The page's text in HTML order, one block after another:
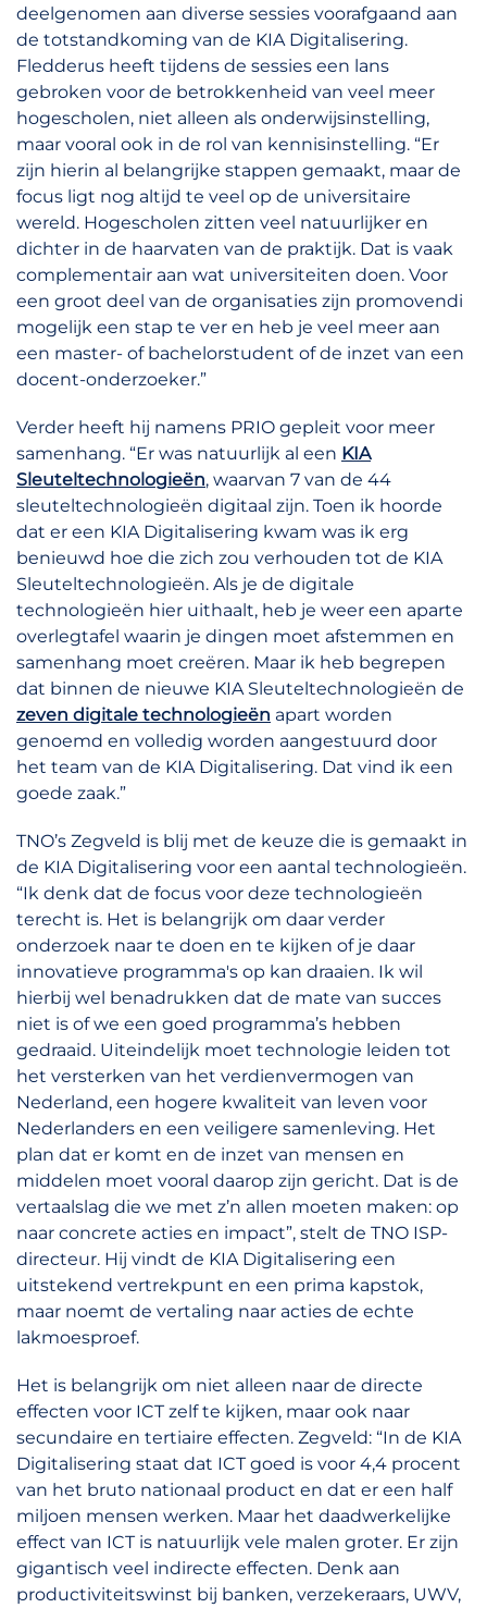
deelgenomen aan diverse sessies voorafgaand aan
de totstandkoming van de KIA Digitalisering.
Fledderus heeft tijdens de sessies een lans
gebroken voor de betrokkenheid van veel meer
hogescholen, niet alleen als onderwijsinstelling,
maar vooral ook in de rol van kennisinstelling. “Er
zijn hierin al belangrijke stappen gemaakt, maar de
focus ligt nog altijd te veel op de universitaire
wereld. Hogescholen zitten veel natuurlijker en
dichter in de haarvaten van de praktijk. Dat is vaak
complementair aan wat universiteiten doen. Voor
een groot deel van de organisaties zijn promovendi
mogelijk een stap te ver en heb je veel meer aan
een master- of bachelorstudent of de inzet van een
docent-onderzoeker.”
Verder heeft hij namens PRIO gepleit voor meer
samenhang. “Er was natuurlijk al een KIA
Sleuteltechnologieën, waarvan 7 van de 44
sleuteltechnologieën digitaal zijn. Toen ik hoorde
dat er een KIA Digitalisering kwam was ik erg
benieuwd hoe die zich zou verhouden tot de KIA
Sleuteltechnologieën. Als je de digitale
technologieën hier uithaalt, heb je weer een aparte
overlegtafel waarin je dingen moet afstemmen en
samenhang moet creëren. Maar ik heb begrepen
dat binnen de nieuwe KIA Sleuteltechnologieën de
zeven digitale technologieën apart worden
genoemd en volledig worden aangestuurd door
het team van de KIA Digitalisering. Dat vind ik een
goede zaak.”
TNO’s Zegveld is blij met de keuze die is gemaakt in
de KIA Digitalisering voor een aantal technologieën.
“Ik denk dat de focus voor deze technologieën
terecht is. Het is belangrijk om daar verder
onderzoek naar te doen en te kijken of je daar
innovatieve programma's op kan draaien. Ik wil
hierbij wel benadrukken dat de mate van succes
niet is of we een goed programma’s hebben
gedraaid. Uiteindelijk moet technologie leiden tot
het versterken van het verdienvermogen van
Nederland, een hogere kwaliteit van leven voor
Nederlanders en een veiligere samenleving. Het
plan dat er komt en de inzet van mensen en
middelen moet vooral daarop zijn gericht. Dat is de
vertaalslag die we met z’n allen moeten maken: op
naar concrete acties en impact”, stelt de TNO ISP-
directeur. Hij vindt de KIA Digitalisering een
uitstekend vertrekpunt en een prima kapstok,
maar noemt de vertaling naar acties de echte
lakmoesproef.
Het is belangrijk om niet alleen naar de directe
effecten voor ICT zelf te kijken, maar ook naar
secundaire en tertiaire effecten. Zegveld: “In de KIA
Digitalisering staat dat ICT goed is voor 4,4 procent
van het bruto nationaal product en dat er een half
miljoen mensen werken. Maar het daadwerkelijke
effect van ICT is natuurlijk vele malen groter. Er zijn
gigantisch veel indirecte effecten. Denk aan
productiviteitswinst bij banken, verzekeraars, UWV,